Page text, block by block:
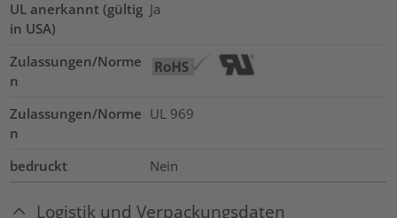
UL anerkannt (gültig
in USA)
Ja
Zulassungen/Norme
n
Zulassungen/Norme
n
UL 969
bedruckt Nein
Logistik und Verpackungsdaten